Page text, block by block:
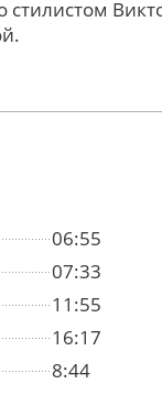
стилистом
06:55
07:33
11:55
16:17
8:44